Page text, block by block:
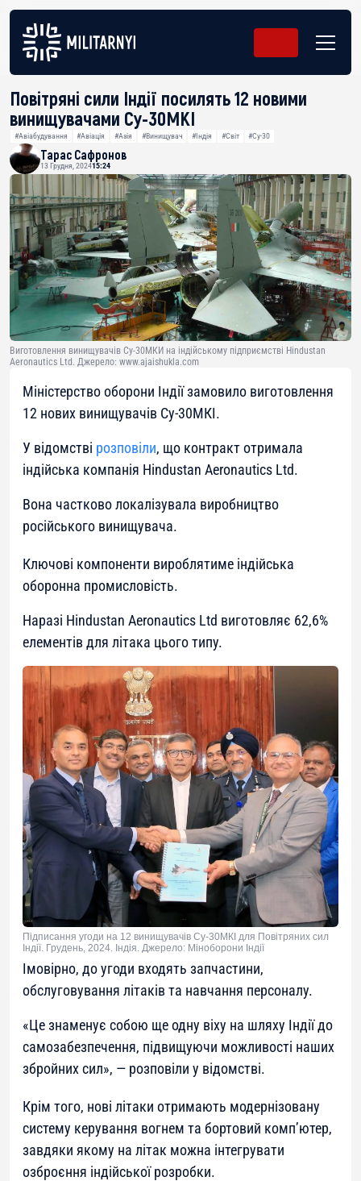
Повітряні сили Індії посилять 12 новими
винищувачами Су-30МКІ
#Авіабудування #Авіація #Азія #Винищувач #Індія #Світ #Су-30
Тарас Сафронов
13 Грудня, 202415:24
Виготовлення винищувачів Су-30МКИ на індійському підприємстві Hindustan
Aeronautics Ltd. Джерело: www.ajaishukla.com
Міністерство оборони Індії замовило виготовлення
12 нових винищувачів Су-30МКІ.
У відомстві розповіли, що контракт отримала
індійська компанія Hindustan Aeronautics Ltd.
Вона частково локалізувала виробництво
російського винищувача.
Ключові компоненти вироблятиме індійська
оборонна промисловість.
Наразі Hindustan Aeronautics Ltd виготовляє 62,6%
елементів для літака цього типу.
Підписання угоди на 12 винищувачів Су-30МКІ для Повітряних сил
Індії. Грудень, 2024. Індія. Джерело: Міноборони Індії
Імовірно, до угоди входять запчастини,
обслуговування літаків та навчання персоналу.
«Це знаменує собою ще одну віху на шляху Індії до
самозабезпечення, підвищуючи можливості наших
збройних сил», — розповіли у відомстві.
Крім того, нові літаки отримають модернізовану
систему керування вогнем та бортовий комп’ютер,
завдяки якому на літак можна інтегрувати
озброєння індійської розробки.